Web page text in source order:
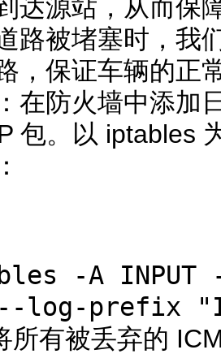
达源站，从而保
路被堵塞时，我
，保证车辆的正
在防火墙中添加
包。以 iptables
-A
log-prefix
所有被丢弃的